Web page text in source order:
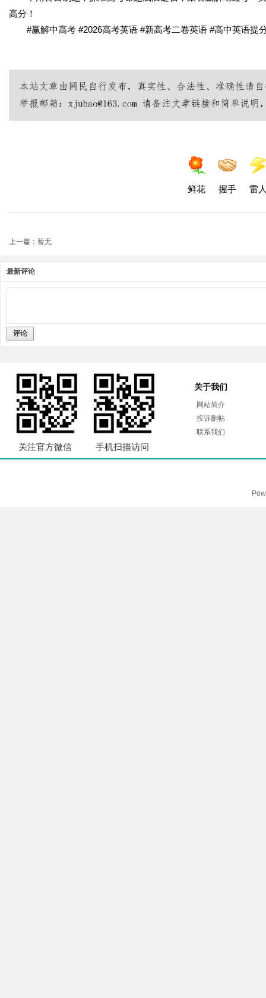
高分！
#赢解中高考 #2026高考英语 #新高考二卷英语 #高中英语提
鲜花 握手 雷
上一篇：暂无
最新评论
评论
关注官方微信 手机扫描访问
关于我们
网站简介
投诉删帖
联系我们